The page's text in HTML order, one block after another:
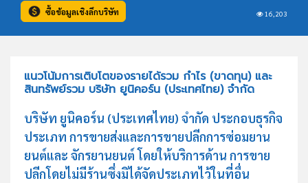
16,203
ซื้อข้อมูลเชิงลึกบริษัท
แนวโน้มการเติบโตของรายได้รวม กำไร (ขาดทุน) และ
สินทรัพย์รวม บริษัท ยูนิคอร์น (ประเทศไทย) จำกัด
บริษัท ยูนิคอร์น (ประเทศไทย) จำกัด ประกอบธุรกิจ
ประเภท การขายส่งและการขายปลีกการซ่อมยาน
ยนต์และ จักรยานยนต์ โดยให้บริการด้าน การขาย
ปลีกโดยไม่มีร้านซึ่งมิได้จัดประเภทไว้ในที่อื่น